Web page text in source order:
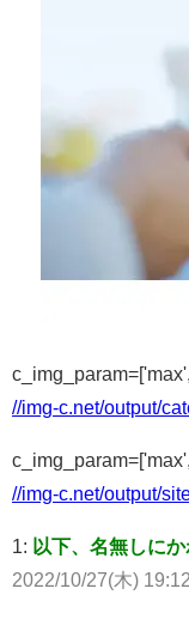
//img-c.net/output/
//img-c.net/output/
1: 以下、名無しに
2022/10/27(木)